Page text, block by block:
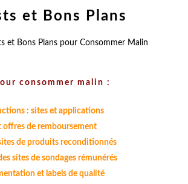
et Bons Plans
consommer malin :
: sites et applications
offres de remboursement
de produits reconditionnés
sites de sondages rémunérés
et labels de qualité